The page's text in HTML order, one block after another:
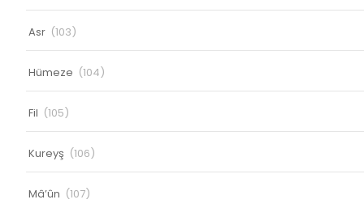
Asr (103)
Hümeze (104)
Fil (105)
Kureyş (106)
Mâ’ûn (107)